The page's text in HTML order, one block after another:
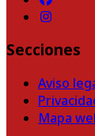
Secciones
Aviso
Mapa